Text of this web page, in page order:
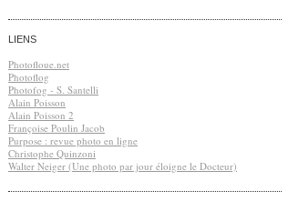
LIENS
Photofloue.net
Photoflog
Photofog - S. Santelli
Alain Poisson
Alain Poisson 2
Françoise Poulin Jacob
Purpose : revue photo en ligne
Christophe Quinzoni
Walter Neiger (Une photo par jour éloigne le Docteur)